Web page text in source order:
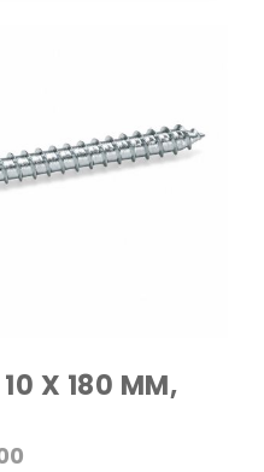
X 180 MM,